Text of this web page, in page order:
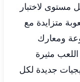
لاختبار
متزايدة مع
ومعارك
مثيرة
جديدة لكل